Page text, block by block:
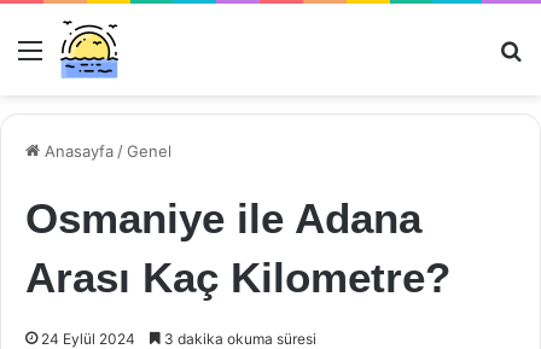
Menü
Anasayfa /Genel
Osmaniye ile Adana
Arası Kaç Kilometre?
24 Eylül 2024 3 dakika okuma süresi